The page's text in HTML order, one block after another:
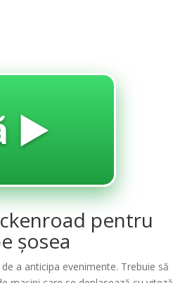
▶️
pentru
șosea
a anticipa evenimente. Trebuie să